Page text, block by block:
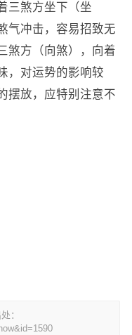
三煞方坐下（坐
气冲击，容易招致无
煞方（向煞），向着
，对运势的影响较
摆放，应特别注意不
：